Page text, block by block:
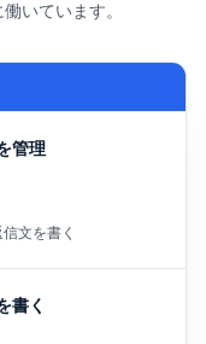
いています。
管理
文を書く
書く